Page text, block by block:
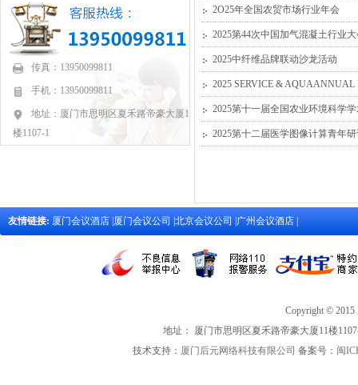
传真：13950099811
手机：13950099811
地址：厦门市思明区夏禾路帝豪大厦11
楼1107-1
2O25年全国农贸市场行业年会
2025第44次中国加气混凝土行业
2025中纤维品牌联动沙龙活动
2025 SERVICE & AQUAANNUAL
2025第十一届全国农业环境科学
2025第十二届医学图像计算青年
友情链接: 厦门会议酒店 厦门会议公司 北京会议公司 广州会议酒店
Copyright ©
地址： 厦门市思明区夏禾路帝豪大厦11楼
技术支持： 厦门后元网络科技有限公司 备案号： 闽